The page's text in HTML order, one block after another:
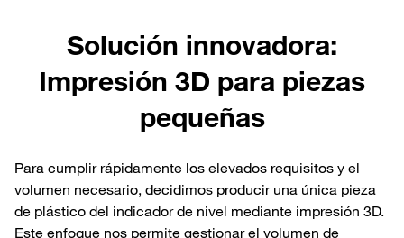
Solución innovadora:
Impresión 3D para piezas
pequeñas
Para cumplir rápidamente los elevados requisitos y el
volumen necesario, decidimos producir una única pieza
de plástico del indicador de nivel mediante impresión 3D.
Este enfoque nos permite gestionar el volumen de